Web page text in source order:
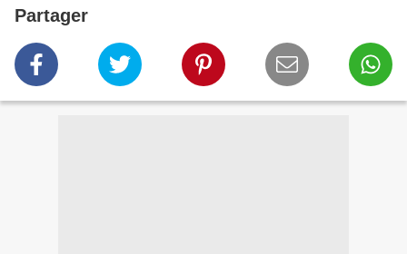
Partager